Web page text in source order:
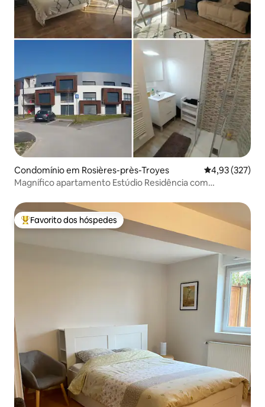
Condomínio em Rosières-près-Troyes Classificação
4,93 (327)
Magnífico apartamento Estúdio Residência com
Favoritos dos hóspedes mais apreciados
Favorito dos hóspedes